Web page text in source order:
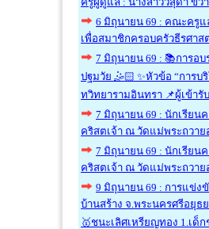
6 มิถุนายน 69 : คณะครู
เพื่อสมาชิกครอบครัวธีรศา
7 มิถุนายน 69 : 📚การอ
ปฐมวัย 🤹🏻 ✨หัวข้อ “การ
ทวิทยารามอินทรา 📌ผู้เข้ารั
7 มิถุนายน 69 : นักเรียน
คริสตเจ้า ณ วัดแม่พระถวา
7 มิถุนายน 69 : นักเรียน
คริสตเจ้า ณ วัดแม่พระถวา
9 มิถุนายน 69 : การแข่งขั
บ้านสร้าง จ.พระนครศรีอยุธ
🥇ชนะเลิศเหรียญทอง 1.เด็